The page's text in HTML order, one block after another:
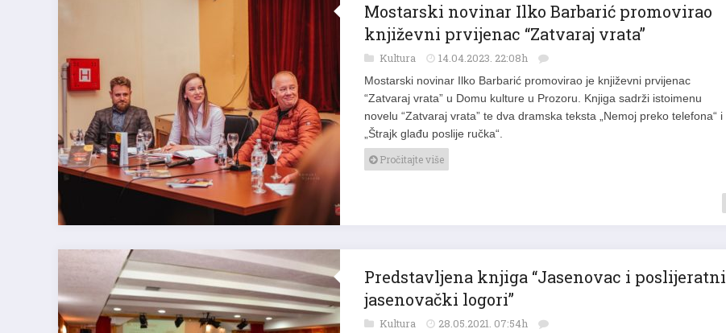
Mostarski novinar Ilko Barbarić promovirao
književni prvijenac “Zatvaraj vrata”
Kultura 14.04.2023. 22:08h
Mostarski novinar Ilko Barbarić promovirao je književni prvijenac
“Zatvaraj vrata” u Domu kulture u Prozoru. Knjiga sadrži istoimenu
novelu “Zatvaraj vrata” te dva dramska teksta „Nemoj preko telefona“ i
„Štrajk glađu poslije ručka“.
Pročitajte više
Predstavljena knjiga “Jasenovac i poslijeratni
jasenovački logori”
Kultura 28.05.2021. 07:54h